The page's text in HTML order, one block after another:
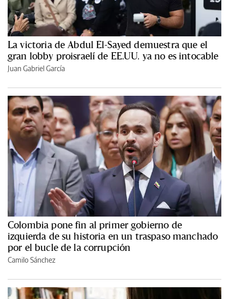
La victoria de Abdul El-Sayed demuestra que el
gran lobby proisraelí de EE.UU. ya no es intocable
Juan Gabriel García
Colombia pone fin al primer gobierno de
izquierda de su historia en un traspaso manchado
por el bucle de la corrupción
Camilo Sánchez